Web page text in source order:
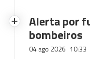
Alerta por
bombeiros
04 ago 2026 10:33